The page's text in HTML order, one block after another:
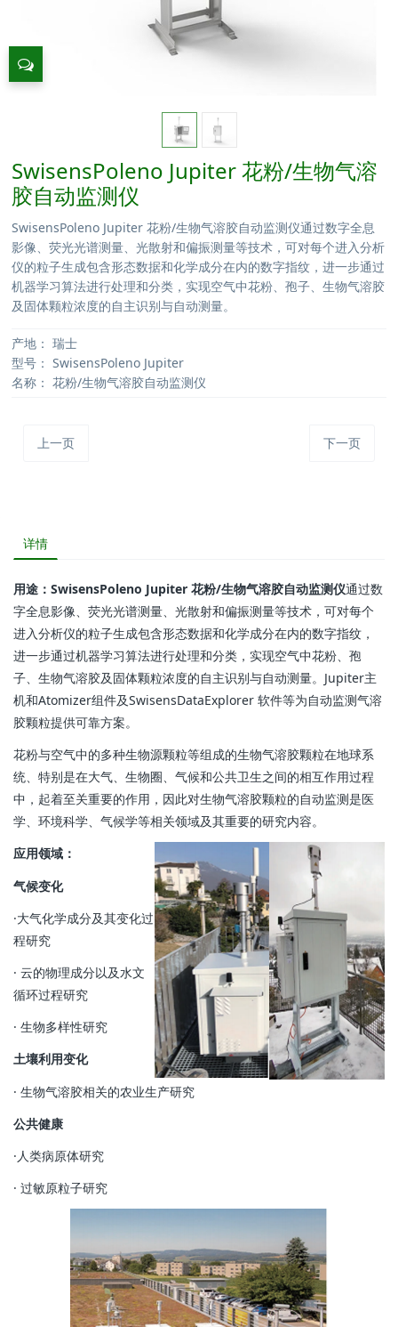
SwisensPoleno Jupiter 花粉/生物气溶
胶自动监测仪
SwisensPoleno Jupiter 花粉/生物气溶胶自动监测仪通过数字全息
影像、荧光光谱测量、光散射和偏振测量等技术，可对每个进入分析
仪的粒子生成包含形态数据和化学成分在内的数字指纹，进一步通过
机器学习算法进行处理和分类，实现空气中花粉、孢子、生物气溶胶
及固体颗粒浓度的自主识别与自动测量。
产地： 瑞士
型号： SwisensPoleno Jupiter
名称： 花粉/生物气溶胶自动监测仪
上一页 下一页
详情
用途：SwisensPoleno Jupiter 花粉/生物气溶胶自动监测仪通过数
字全息影像、荧光光谱测量、光散射和偏振测量等技术，可对每个
进入分析仪的粒子生成包含形态数据和化学成分在内的数字指纹，
进一步通过机器学习算法进行处理和分类，实现空气中花粉、孢
子、生物气溶胶及固体颗粒浓度的自主识别与自动测量。Jupiter主
机和Atomizer组件及SwisensDataExplorer 软件等为自动监测气溶
胶颗粒提供可靠方案。
花粉与空气中的多种生物源颗粒等组成的生物气溶胶颗粒在地球系
统、特别是在大气、生物圈、气候和公共卫生之间的相互作用过程
中，起着至关重要的作用，因此对生物气溶胶颗粒的自动监测是医
学、环境科学、气候学等相关领域及其重要的研究内容。
应用领域：
气候变化
·大气化学成分及其变化过
程研究
· 云的物理成分以及水文
循环过程研究
· 生物多样性研究
土壤利用变化
· 生物气溶胶相关的农业生产研究
公共健康
·人类病原体研究
· 过敏原粒子研究